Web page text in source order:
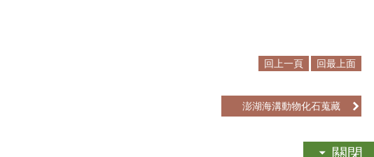
回上一頁 回最上面
澎湖海溝動物化石蒐藏